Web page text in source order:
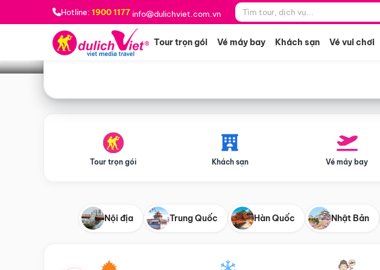
Hotline: 1900 1177 info@dulichviet.com.vn
Tour trọn gói Vé máy bay Khách sạn Vé vui chơi
Bạn muốn đi đâu? *
Tour trọn gói Khách sạn Vé máy bay
Nội địa Trung Quốc Hàn Quốc Nhật Bản